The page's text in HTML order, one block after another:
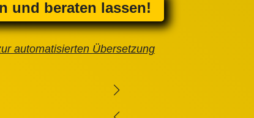
und beraten lassen!
automatisierten Übersetzung